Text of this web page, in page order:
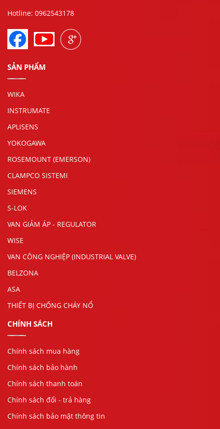
Hotline: 0962543178
SẢN PHẨM
WIKA
INSTRUMATE
APLISENS
YOKOGAWA
ROSEMOUNT (EMERSON)
CLAMPCO SISTEMI
SIEMENS
S-LOK
VAN GIẢM ÁP - REGULATOR
WISE
VAN CÔNG NGHIỆP (INDUSTRIAL VALVE)
BELZONA
ASA
THIẾT BỊ CHỐNG CHÁY NỔ
CHÍNH SÁCH
Chính sách mua hàng
Chính sách bảo hành
Chính sách thanh toán
Chính sách đổi - trả hàng
Chính sách bảo mật thông tin